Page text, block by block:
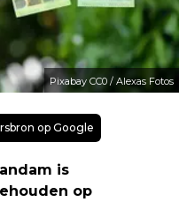
Pixabay CC0 / Alexas Fotos
op Google
is
op